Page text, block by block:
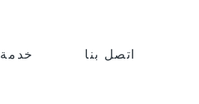
خدمة اتصل بنا